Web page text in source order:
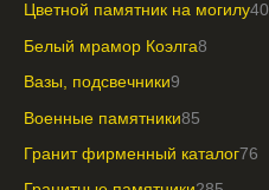
Цветной памятник на могилу40
Белый мрамор Коэлга8
Вазы, подсвечники9
Военные памятники85
Гранит фирменный каталог76